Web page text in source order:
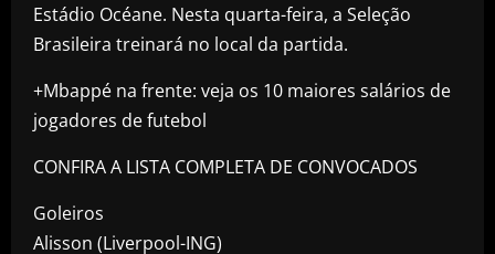
Estádio Océane. Nesta quarta-feira, a Seleção
Brasileira treinará no local da partida.
+Mbappé na frente: veja os 10 maiores salários de
jogadores de futebol
CONFIRA A LISTA COMPLETA DE CONVOCADOS
Goleiros
​Alisson (Liverpool-ING)